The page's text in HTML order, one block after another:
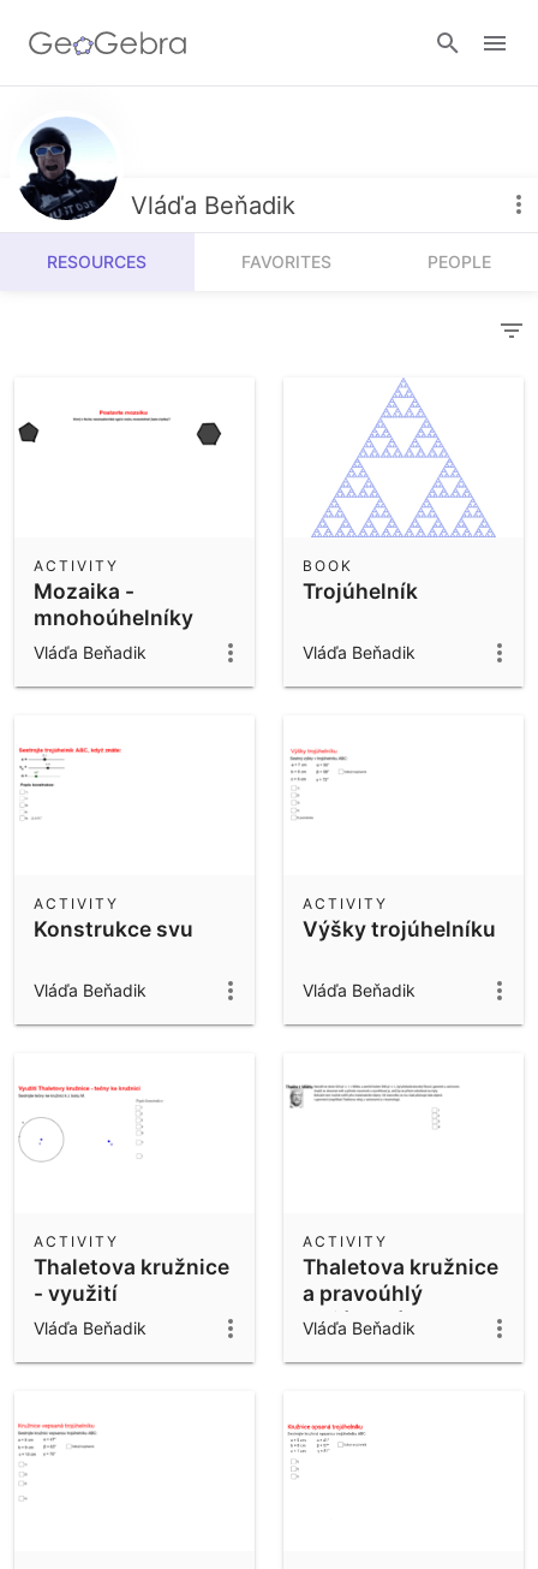
Resources
Number Sense
Algebra
Community Resources
Get started with our Resources
Calculators
Geometry
Notes
App Downloads
Vláďa Beňadik
RESOURCES FAVORITES PEOPLE
Mozaika -
mnohoúhelníky
ACTIVITY
Vláďa Beňadik
Trojúhelník
BOOK
Vláďa Beňadik
Konstrukce svu
ACTIVITY
Vláďa Beňadik
Výšky trojúhelníku
ACTIVITY
Vláďa Beňadik
Thaletova kružnice
- využití
ACTIVITY
Vláďa Beňadik
Thaletova kružnice
a pravoúhlý
trojúhelník
ACTIVITY
Vláďa Beňadik